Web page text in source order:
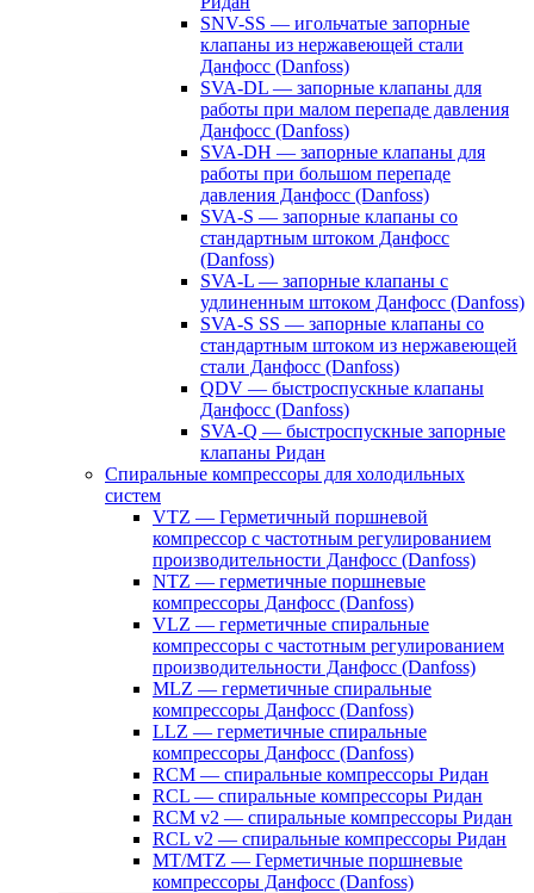
SNV-SS — игольчатые запорные
клапаны из нержавеющей стали
Данфосс (Danfoss)
SVA-DL — запорные клапаны для
работы при малом перепаде давления
Данфосс (Danfoss)
SVA-DH — запорные клапаны для
работы при большом перепаде
давления Данфосс (Danfoss)
SVA-S — запорные клапаны со
стандартным штоком Данфосс
(Danfoss)
SVA-L — запорные клапаны с
удлиненным штоком Данфосс (Danfoss)
SVA-S SS — запорные клапаны со
стандартным штоком из нержавеющей
стали Данфосс (Danfoss)
QDV — быстроспускные клапаны
Данфосс (Danfoss)
SVA-Q — быстроспускные запорные
клапаны Ридан
Спиральные компрессоры для холодильных
систем
VTZ — Герметичный поршневой
компрессор с частотным регулированием
производительности Данфосс (Danfoss)
NTZ — герметичные поршневые
компрессоры Данфосс (Danfoss)
VLZ — герметичные спиральные
компрессоры с частотным регулированием
производительности Данфосс (Danfoss)
MLZ — герметичные спиральные
компрессоры Данфосс (Danfoss)
LLZ — герметичные спиральные
компрессоры Данфосс (Danfoss)
RCM — спиральные компрессоры Ридан
RCL — спиральные компрессоры Ридан
RCM v2 — спиральные компрессоры Ридан
RCL v2 — спиральные компрессоры Ридан
MT/MTZ — Герметичные поршневые
компрессоры Данфосс (Danfoss)